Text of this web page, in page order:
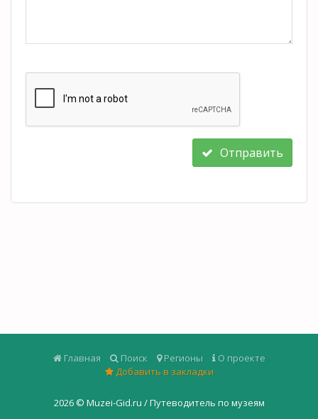
Отправить
Главная Поиск Регионы
О проекте
Добавить в закладки
2026 © Muzei-Gid.ru / Путеводитель по музеям